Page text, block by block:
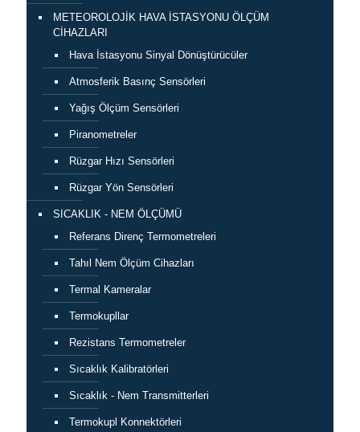
METEOROLOJİK HAVA İSTASYONU ÖLÇÜM
CİHAZLARI
Hava İstasyonu Sinyal Dönüştürücüler
Atmosferik Basınç Sensörleri
Yağış Ölçüm Sensörleri
Piranometreler
Rüzgar Hızı Sensörleri
Rüzgar Yön Sensörleri
SICAKLIK - NEM ÖLÇÜMÜ
Referans Direnç Termometreleri
Tahıl Nem Ölçüm Cihazları
Termal Kameralar
Termokupllar
Rezistans Termometreler
Sıcaklık Kalibratörleri
Sıcaklık - Nem Transmitterleri
Termokupl Konnektörleri